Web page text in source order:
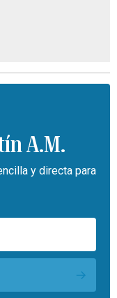
A.M.
y directa para